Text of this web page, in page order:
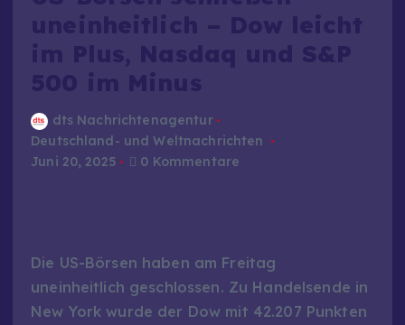
dts Nachrichtenagentur
Deutschland- und Weltnachrichten
Juni 20, 2025
0 Kommentare
Die US-Börsen haben am Freitag
uneinheitlich geschlossen. Zu Handelsende in
New York wurde der Dow mit 42.207 Punkten